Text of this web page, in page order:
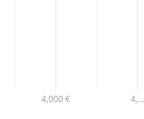
4,000 € 4,…